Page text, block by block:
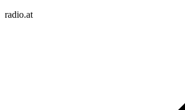
radio.at